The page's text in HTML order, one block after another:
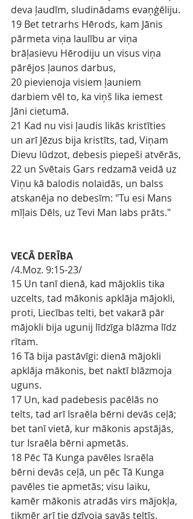
deva ļaudīm, sludinādams evaņģēliju.
19 Bet tetrarhs Hērods, kam Jānis
pārmeta viņa laulību ar viņa
brāļasievu Hērodiju un visus viņa
pārējos ļaunos darbus,
20 pievienoja visiem ļauniem
darbiem vēl to, ka viņš lika iemest
Jāni cietumā.
21 Kad nu visi ļaudis likās kristīties
un arī Jēzus bija kristīts, tad, Viņam
Dievu lūdzot, debesis piepeši atvērās,
22 un Svētais Gars redzamā veidā uz
Viņu kā balodis nolaidās, un balss
atskanēja no debesīm: "Tu esi Mans
mīļais Dēls, uz Tevi Man labs prāts."
VECĀ DERĪBA
/4.Moz. 9:15-23/
15 Un tanī dienā, kad mājoklis tika
uzcelts, tad mākonis apklāja mājokli,
proti, Liecības telti, bet vakarā pār
mājokli bija ugunij līdzīga blāzma līdz
rītam.
16 Tā bija pastāvīgi: dienā mājokli
apklāja mākonis, bet naktī blāzmoja
uguns.
17 Un, kad padebesis pacēlās no
telts, tad arī Israēla bērni devās ceļā;
bet tanī vietā, kur mākonis apstājās,
tur Israēla bērni apmetās.
18 Pēc Tā Kunga pavēles Israēla
bērni devās ceļā, un pēc Tā Kunga
pavēles tie apmetās; visu laiku,
kamēr mākonis atradās virs mājokļa,
tikmēr arī tie dzīvoja savās teltīs.